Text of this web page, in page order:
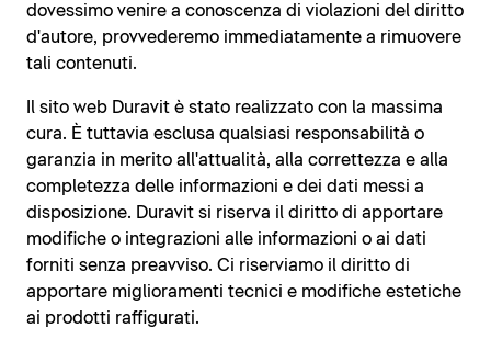
dovessimo venire a conoscenza di violazioni del diritto
d'autore, provvederemo immediatamente a rimuovere
tali contenuti.
Il sito web Duravit è stato realizzato con la massima
cura. È tuttavia esclusa qualsiasi responsabilità o
garanzia in merito all'attualità, alla correttezza e alla
completezza delle informazioni e dei dati messi a
disposizione. Duravit si riserva il diritto di apportare
modifiche o integrazioni alle informazioni o ai dati
forniti senza preavviso. Ci riserviamo il diritto di
apportare miglioramenti tecnici e modifiche estetiche
ai prodotti raffigurati.